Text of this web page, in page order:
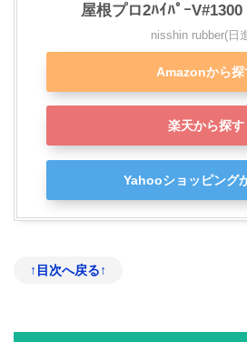
屋根プロ2ﾊｲﾊﾟｰV#1300
nisshin rubber(日
Amazonから探
楽天から探す
Yahooショッピング
↑目次へ戻る↑